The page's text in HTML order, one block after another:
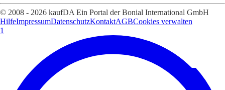
© 2008 - 2026 kaufDA Ein Portal der Bonial International GmbH
HilfeImpressumDatenschutzKontaktAGBCookies verwalten
1